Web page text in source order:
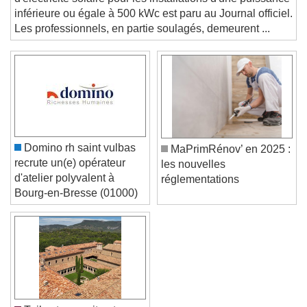
and close the window.
Text
Text Background
Caption Area Background
Color
Font Size
Text Edge Style
Font Family
d'électricité solaire pour les installations d'une puissance
inférieure ou égale à 500 kWc est paru au Journal officiel.
Les professionnels, en partie soulagés, demeurent ...
Domino rh saint vulbas
recrute un(e) opérateur
d'atelier polyvalent à
Bourg-en-Bresse (01000)
MaPrimRénov’ en 2025 :
les nouvelles